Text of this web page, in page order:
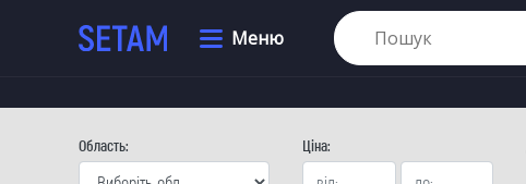
Меню
Область: Цiна: